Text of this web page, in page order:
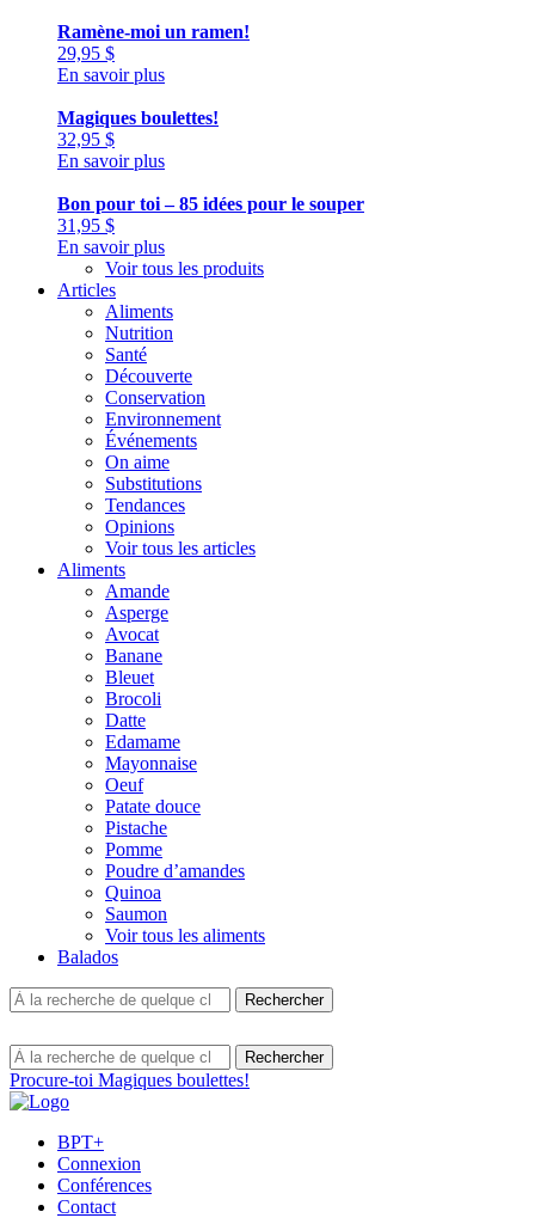
Ramène-moi un ramen!
29,95 $
En savoir plus
Magiques boulettes!
32,95 $
En savoir plus
Bon pour toi – 85 idées pour le souper
31,95 $
En savoir plus
Voir tous les produits
Articles
Aliments
Nutrition
Santé
Découverte
Conservation
Environnement
Événements
On aime
Substitutions
Tendances
Opinions
Voir tous les articles
Aliments
Amande
Asperge
Avocat
Banane
Bleuet
Brocoli
Datte
Edamame
Mayonnaise
Oeuf
Patate douce
Pistache
Pomme
Poudre d’amandes
Quinoa
Saumon
Voir tous les aliments
Balados
Procure-toi Magiques boulettes!
BPT+
Connexion
Conférences
Contact